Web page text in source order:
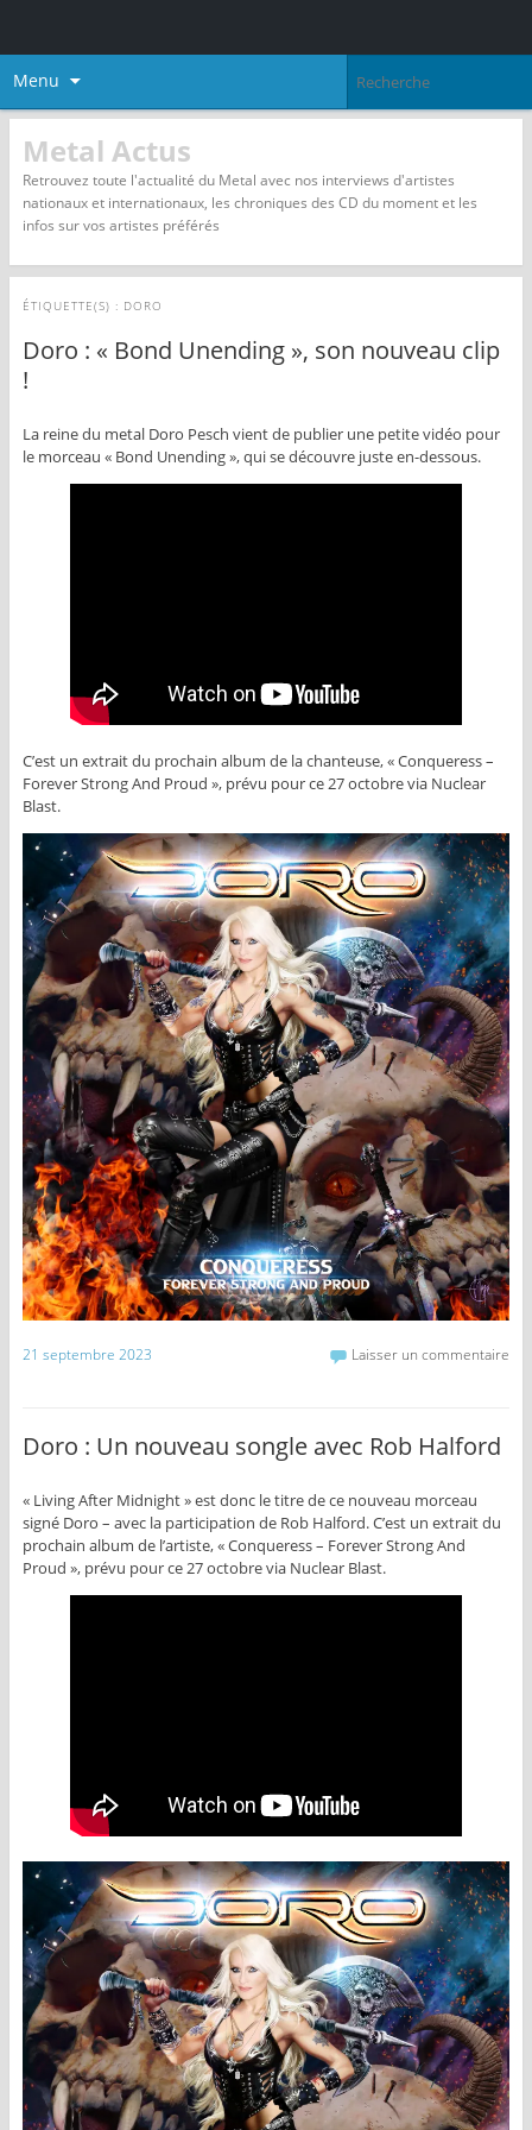
Menu
Metal Actus
Retrouvez toute l'actualité du Metal avec nos interviews d'artistes
nationaux et internationaux, les chroniques des CD du moment et les
infos sur vos artistes préférés
ÉTIQUETTE(S) : DORO
Doro : « Bond Unending », son nouveau clip
!
La reine du metal Doro Pesch vient de publier une petite vidéo pour
le morceau « Bond Unending », qui se découvre juste en-dessous.
C’est un extrait du prochain album de la chanteuse, « Conqueress –
Forever Strong And Proud », prévu pour ce 27 octobre via Nuclear
Blast.
21 septembre 2023 Laisser un commentaire
Doro : Un nouveau songle avec Rob Halford
« Living After Midnight » est donc le titre de ce nouveau morceau
signé Doro – avec la participation de Rob Halford. C’est un extrait du
prochain album de l’artiste, « Conqueress – Forever Strong And
Proud », prévu pour ce 27 octobre via Nuclear Blast.